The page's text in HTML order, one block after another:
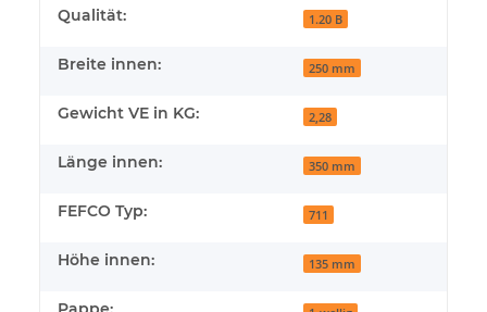
Qualität: 1.20 B
Breite innen: 250 mm
Gewicht VE in KG: 2,28
Länge innen: 350 mm
FEFCO Typ: 711
Höhe innen: 135 mm